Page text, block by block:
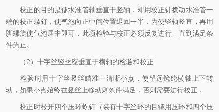
校正的目的是使水准管轴垂直于竖轴．即用校正针拨动水准管一
端的校正螺钉，使气泡向正中间位置退回一半．为使竖轴竖直，再用
脚螺旋使气泡居中即可．此项检验与校正必须反复进行，直到满足条
件为止。
（2）十字丝竖丝应垂直于横轴的检验和校正
检验时用十字丝竖丝瞄准一清晰小点，使望远镜绕横轴上下转
动，如果小点始终在竖丝上移动则条件满足．否则需要进行校正．
校正时松开四个压环螺钉（装有十字丝环的目镜用压环和四个压